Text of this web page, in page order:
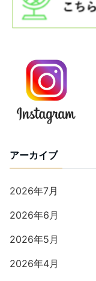
アーカイブ
2026年7月
2026年6月
2026年5月
2026年4月